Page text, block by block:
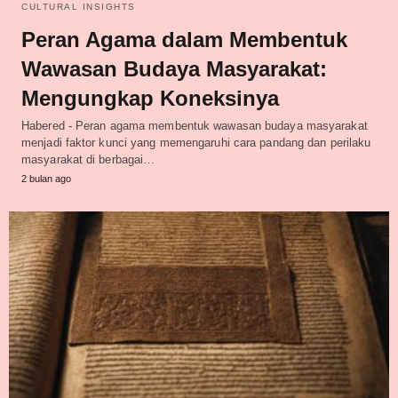
CULTURAL INSIGHTS
Peran Agama dalam Membentuk
Wawasan Budaya Masyarakat:
Mengungkap Koneksinya
Habered - Peran agama membentuk wawasan budaya masyarakat
menjadi faktor kunci yang memengaruhi cara pandang dan perilaku
masyarakat di berbagai…
2 bulan ago